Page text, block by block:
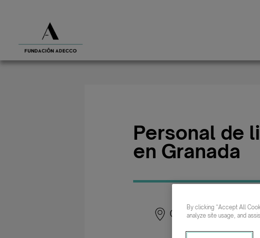
Personal de
en Granada
Granada
By clicking “Accept All
analyze site usage, and